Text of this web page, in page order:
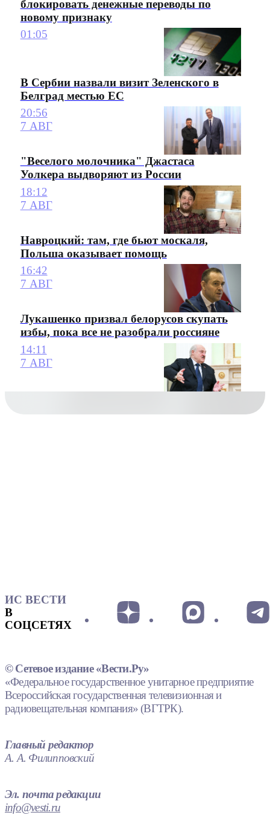
блокировать денежные переводы по
новому признаку
01:05
В Сербии назвали визит Зеленского в
Белград местью ЕС
20:56
7 АВГ
"Веселого молочника" Джастаса
Уолкера выдворяют из России
18:12
7 АВГ
Навроцкий: там, где бьют москаля,
Польша оказывает помощь
16:42
7 АВГ
Лукашенко призвал белорусов скупать
избы, пока все не разобрали россияне
14:11
7 АВГ
ИС ВЕСТИ
В
СОЦСЕТЯХ
© Сетевое издание «Вести.Ру»
«Федеральное государственное унитарное предприятие
Всероссийская государственная телевизионная и
радиовещательная компания» (ВГТРК).
Главный редактор
А. А. Филипповский
Эл. почта редакции
info@vesti.ru